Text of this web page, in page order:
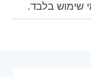
שימוש בלבד.